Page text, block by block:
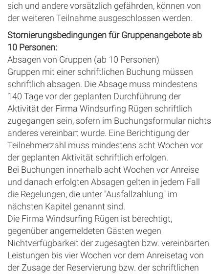
sich und andere vorsätzlich gefährden, können von
der weiteren Teilnahme ausgeschlossen werden.
Stornierungsbedingungen für Gruppenangebote ab
10 Personen:
Absagen von Gruppen (ab 10 Personen)
Gruppen mit einer schriftlichen Buchung müssen
schriftlich absagen. Die Absage muss mindestens
140 Tage vor der geplanten Durchführung der
Aktivität der Firma Windsurfing Rügen schriftlich
zugegangen sein, sofern im Buchungsformular nichts
anderes vereinbart wurde. Eine Berichtigung der
Teilnehmerzahl muss mindestens acht Wochen vor
der geplanten Aktivität schriftlich erfolgen.
Bei Buchungen innerhalb acht Wochen vor Anreise
und danach erfolgten Absagen gelten in jedem Fall
die Regelungen, die unter "Ausfallzahlung" im
nächsten Kapitel genannt sind.
Die Firma Windsurfing Rügen ist berechtigt,
gegenüber angemeldeten Gästen wegen
Nichtverfügbarkeit der zugesagten bzw. vereinbarten
Leistungen bis vier Wochen vor dem Anreisetag von
der Zusage der Reservierung bzw. der schriftlichen